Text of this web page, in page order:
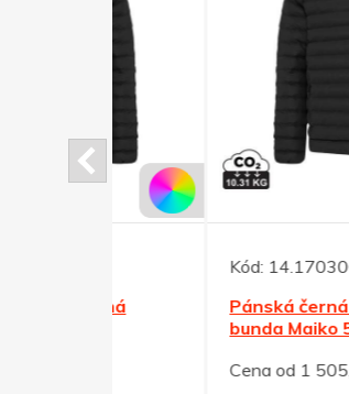
14.17030015XL
Pánská černá prošívaná
bunda Maiko 5XL
Cena od 1 505,00 Kč